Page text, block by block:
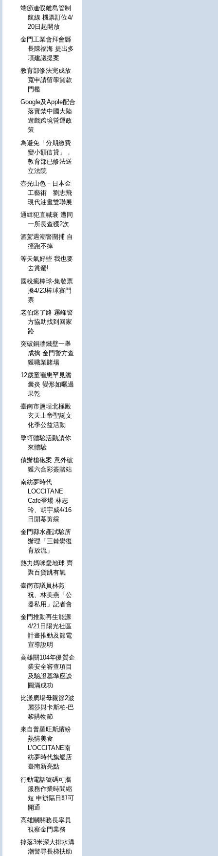
端節連假離島管制
航線 機票訂位4/
20日起開放
金門工業會拜會縣
長陳福海 提出多
項建議提案
教育部修法完成放
寬申請留學貸款
門檻
Google及Apple配合
落實禁中國大陸
遊戲跨境營運政
策
為避免「分期繳費
變小額信貸」，
教育部已修法送
立法院
壺光山色－日本金
工藝術 劉志飛
現代油畫雙聯展
通緝犯直喊衰 遭同
一所長查獲2次
酒駕遇潮警圍捕 自
撞跑不掉
等天氣好些 我也要
去賞螢!
國稅瘋棒球-集發票
換4/23棒球賽門
票
老伯迷了路 霧峰警
方協助找到回家
路
突破銅牆鐵壁一舉
成擒 金門警方查
獲職業賭場
12歲童罹患罕見膽
囊炎 變形如曬過
果乾
臺南市鹽埕北極殿
玄天上帝聖誕文
化季公益活動
擎蚵體驗活動請你
來體驗
偵辦槍砲案 意外破
獲六合彩簽賭站
南紡夢時代
LOCCITANE
Cafe登場 林志
玲、胡宇威4/16
日開幕剪綵
金門縣水產試驗所
辦理「三棘鱟復
育放流」
熱力媽咪愛地球 齊
聚百貨跳有氧
臺南市議員林燕
祝、林美燕「公
器私用」記者會
金門推動再生能源
4/21日陽光社區
計畫推動及節電
宣導說明
高雄關104年優質企
業安全審查項目
及驗證基準座談
圓滿成功
比漾廣場母親節2波
麗莎與卡斯柏-巴
黎購物節
來自普羅旺斯繽紛
熱情美食
L’OCCITANE南
紡夢時代旗艦店
臺南新亮點
行動電話號碼可攜
服務作業時間縮
短 申辦隔日即可
開通
高雄關關務長率員
視察金門業務
摔落3米深大排水溝
潮警尋長梯扶助